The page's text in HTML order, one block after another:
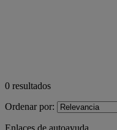
0 resultados
Ordenar por:
Enlaces de autoayuda